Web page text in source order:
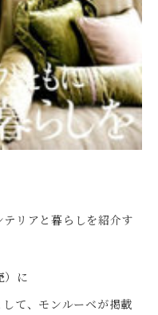
リアと暮らしを紹介す
）に
て、モンルーベが掲載